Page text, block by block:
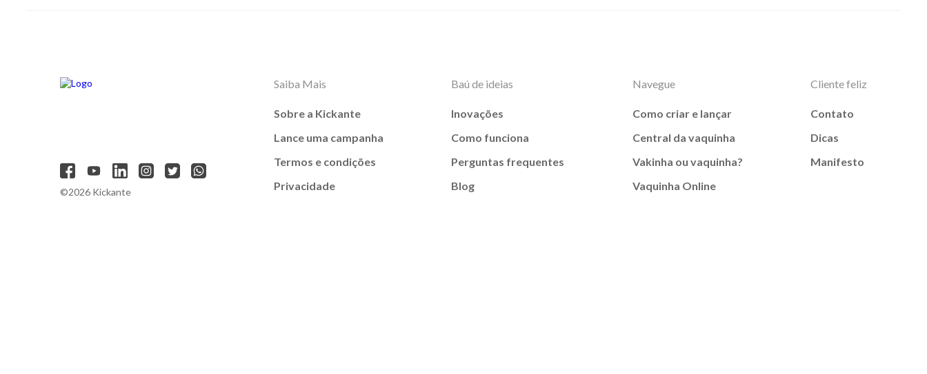
©2026 Kickante
Saiba Mais
Sobre a Kickante
Lance uma campanha
Termos e condições
Privacidade
Baú de ideias
Inovações
Como funciona
Perguntas frequentes
Blog
Navegue
Como criar e lançar
Central da vaquinha
Vakinha ou vaquinha?
Vaquinha Online
Cliente feliz
Contato
Dicas
Manifesto